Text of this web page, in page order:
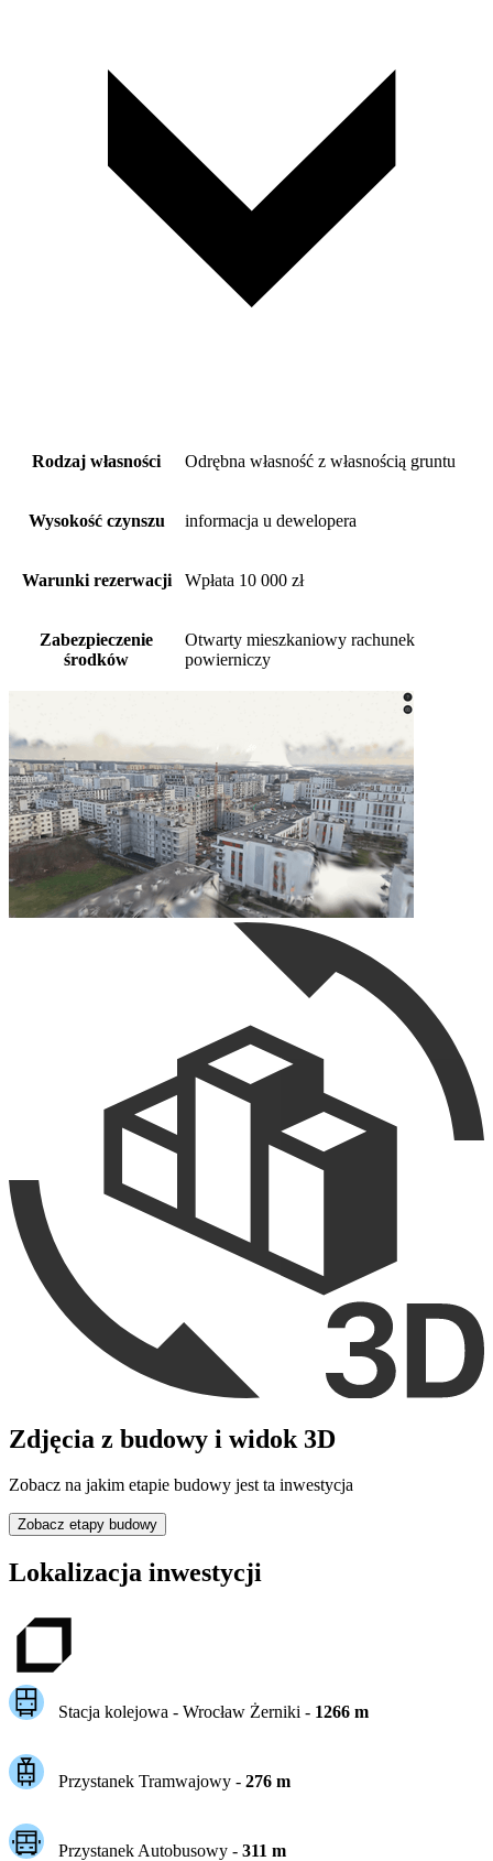
Rodzaj własności Odrębna własność z własnością gruntu
Wysokość czynszu informacja u dewelopera
Warunki rezerwacji Wpłata 10 000 zł
Zabezpieczenie
środków
Otwarty mieszkaniowy rachunek
powierniczy
Zdjęcia z budowy i widok 3D
Zobacz na jakim etapie budowy jest ta inwestycja
Zobacz etapy budowy
Lokalizacja inwestycji
Stacja kolejowa - Wrocław Żerniki - 1266m
Przystanek Tramwajowy - 276m
Przystanek Autobusowy - 311 m